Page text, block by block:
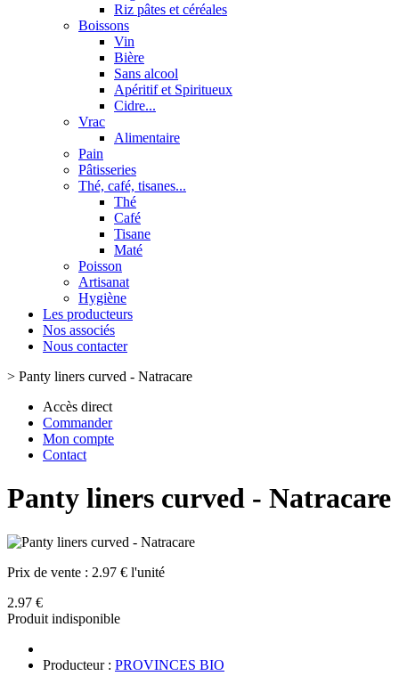
Riz pâtes et céréales
Boissons
Vin
Bière
Sans alcool
Apéritif et Spiritueux
Cidre...
Vrac
Alimentaire
Pain
Pâtisseries
Thé, café, tisanes...
Thé
Café
Tisane
Maté
Poisson
Artisanat
Hygiène
Les producteurs
Nos associés
Nous contacter
> Panty liners curved - Natracare
Accès direct
Commander
Mon compte
Contact
Panty liners curved - Natracare
Prix de vente : 2.97 € l'unité
2.97 €
Produit indisponible
Producteur : PROVINCES BIO